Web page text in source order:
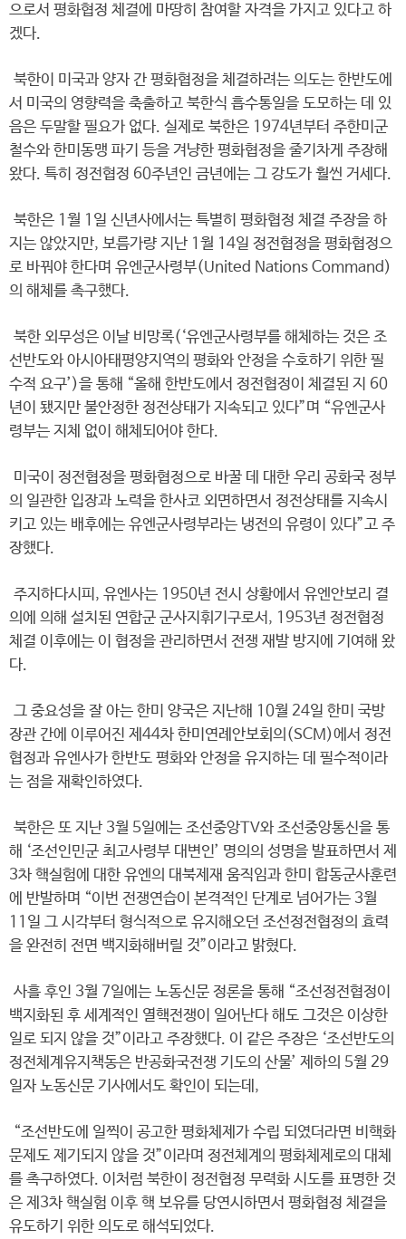
으로서 평화협정 체결에 마땅히 참여할 자격을 가지고 있다고 하
겠다.
북한이 미국과 양자 간 평화협정을 체결하려는 의도는 한반도에
서 미국의 영향력을 축출하고 북한식 흡수통일을 도모하는 데 있
음은 두말할 필요가 없다. 실제로 북한은 1974년부터 주한미군
철수와 한미동맹 파기 등을 겨냥한 평화협정을 줄기차게 주장해
왔다. 특히 정전협정 60주년인 금년에는 그 강도가 훨씬 거세다.
북한은 1월 1일 신년사에서는 특별히 평화협정 체결 주장을 하
지는 않았지만, 보름가량 지난 1월 14일 정전협정을 평화협정으
로 바꿔야 한다며 유엔군사령부(United Nations Command)
의 해체를 촉구했다.
북한 외무성은 이날 비망록(‘유엔군사령부를 해체하는 것은 조
선반도와 아시아태평양지역의 평화와 안정을 수호하기 위한 필
수적 요구’)을 통해 “올해 한반도에서 정전협정이 체결된 지 60
년이 됐지만 불안정한 정전상태가 지속되고 있다”며 “유엔군사
령부는 지체 없이 해체되어야 한다.
미국이 정전협정을 평화협정으로 바꿀 데 대한 우리 공화국 정부
의 일관한 입장과 노력을 한사코 외면하면서 정전상태를 지속시
키고 있는 배후에는 유엔군사령부라는 냉전의 유령이 있다”고 주
장했다.
주지하다시피, 유엔사는 1950년 전시 상황에서 유엔안보리 결
의에 의해 설치된 연합군 군사지휘기구로서, 1953년 정전협정
체결 이후에는 이 협정을 관리하면서 전쟁 재발 방지에 기여해 왔
다.
그 중요성을 잘 아는 한미 양국은 지난해 10월 24일 한미 국방
장관 간에 이루어진 제44차 한미연례안보회의(SCM)에서 정전
협정과 유엔사가 한반도 평화와 안정을 유지하는 데 필수적이라
는 점을 재확인하였다.
북한은 또 지난 3월 5일에는 조선중앙TV와 조선중앙통신을 통
해 ‘조선인민군 최고사령부 대변인’ 명의의 성명을 발표하면서 제
3차 핵실험에 대한 유엔의 대북제재 움직임과 한미 합동군사훈련
에 반발하며 “이번 전쟁연습이 본격적인 단계로 넘어가는 3월
11일 그 시각부터 형식적으로 유지해오던 조선정전협정의 효력
을 완전히 전면 백지화해버릴 것”이라고 밝혔다.
사흘 후인 3월 7일에는 노동신문 정론을 통해 “조선정전협정이
백지화된 후 세계적인 열핵전쟁이 일어난다 해도 그것은 이상한
일로 되지 않을 것”이라고 주장했다. 이 같은 주장은 ‘조선반도의
정전체계유지책동은 반공화국전쟁 기도의 산물’ 제하의 5월 29
일자 노동신문 기사에서도 확인이 되는데,
“조선반도에 일찍이 공고한 평화체제가 수립 되였더라면 비핵화
문제도 제기되지 않을 것”이라며 정전체계의 평화체제로의 대체
를 촉구하였다. 이처럼 북한이 정전협정 무력화 시도를 표명한 것
은 제3차 핵실험 이후 핵 보유를 당연시하면서 평화협정 체결을
유도하기 위한 의도로 해석되었다.